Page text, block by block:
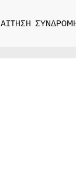
ΑΙΤΗΣΗ